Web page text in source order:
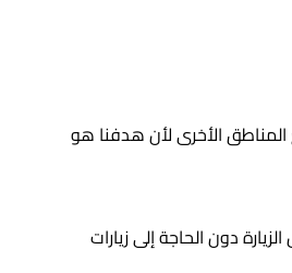
الأخرى لأن هدفنا هو
دون الحاجة إلى زيارات